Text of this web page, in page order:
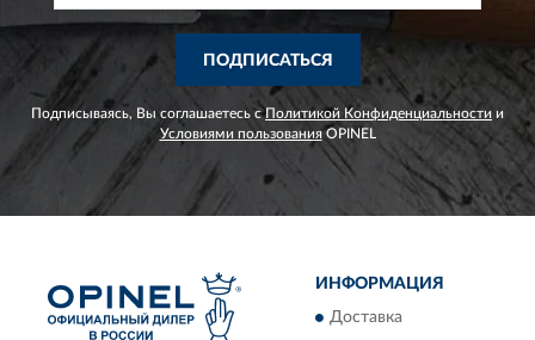
ПОДПИСАТЬСЯ
Подписываясь, Вы соглашаетесь сПолитикой Конфиденциальности и
Условиями пользованияOPINEL
ИНФОРМАЦИЯ
Доставка